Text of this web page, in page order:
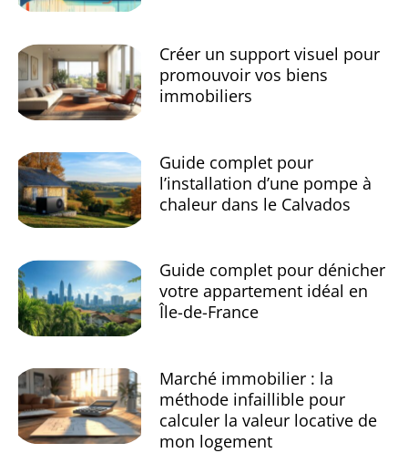
Créer un support visuel pour
promouvoir vos biens
immobiliers
Guide complet pour
l’installation d’une pompe à
chaleur dans le Calvados
Guide complet pour dénicher
votre appartement idéal en
Île-de-France
Marché immobilier : la
méthode infaillible pour
calculer la valeur locative de
mon logement